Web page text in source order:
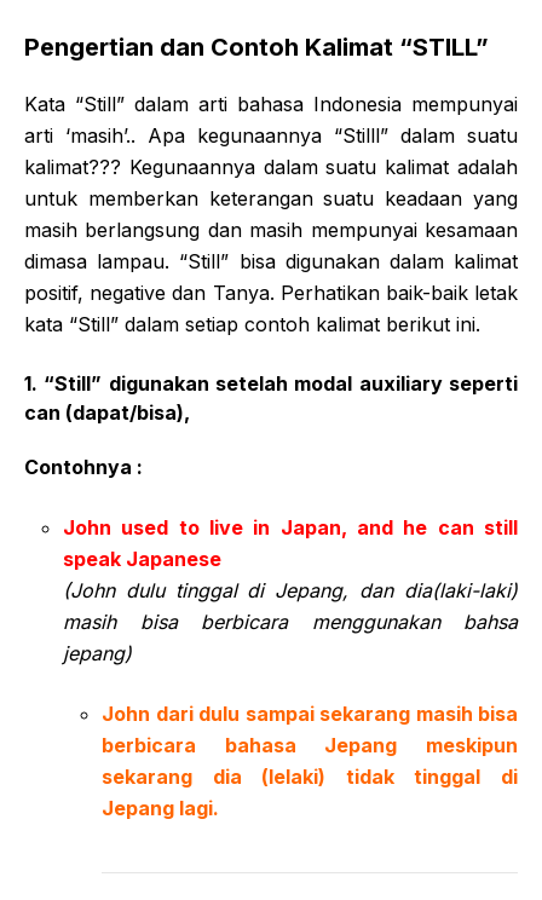
Pengertian dan Contoh Kalimat “STILL”
Kata “Still” dalam arti bahasa Indonesia mempunyai
arti ‘masih’.. Apa kegunaannya “Stilll” dalam suatu
kalimat??? Kegunaannya dalam suatu kalimat adalah
untuk memberkan keterangan suatu keadaan yang
masih berlangsung dan masih mempunyai kesamaan
dimasa lampau. “Still” bisa digunakan dalam kalimat
positif, negative dan Tanya. Perhatikan baik-baik letak
kata “Still” dalam setiap contoh kalimat berikut ini.
1. “Still” digunakan setelah modal auxiliary seperti
can (dapat/bisa),
Contohnya :
John used to live in Japan, and he can still
speak Japanese
(John dulu tinggal di Jepang, dan dia(laki-laki)
masih bisa berbicara menggunakan bahsa
jepang)
John dari dulu sampai sekarang masih bisa
berbicara bahasa Jepang meskipun
sekarang dia (lelaki) tidak tinggal di
Jepang lagi.